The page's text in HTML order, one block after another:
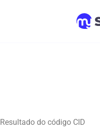
Resultado do código CID